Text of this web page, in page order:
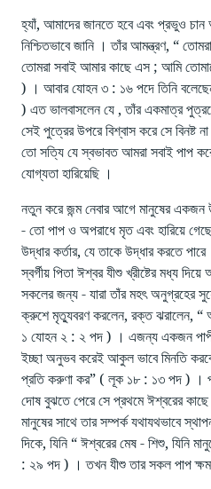
হ্যাঁ, আমাদের জানতে হবে এবং প্রভুও চান
নিশ্চিতভাবে জানি । তাঁর আমন্ত্রণ, “
তোমরা সবাই আমার কাছে এস ; আমি
) । আবার যোহন ৩ : ১৬ পদে তিনি
) এত ভালবাসলেন যে , তাঁর একমাত্র
সেই পুত্রের উপরে বিশ্বাস করে সে বিনষ্ট
তো সত্যি যে স্বভাবত আমরা সবাই পাপ
যোগ্যতা হারিয়েছি ।
নতুন করে জন্ম নেবার আগে মানুষের
- তো পাপ ও অপরাধে মৃত এবং হারিয়ে
উদ্ধার কর্তার, যে তাকে উদ্ধার করতে
স্বর্গীয় পিতা ঈশ্বর যীশু খ্রীষ্টের মধ্য
সকলের জন্য - যারা তাঁর মহৎ অনুগ্রহের
ক্রুশে মৃত্যুবরণ করলেন, রক্ত ঝরালেন, “
১ যোহন ২ : ২ পদ ) । এজন্য একজন পাপী
ইচ্ছা অনুভব করেই আকুল ভাবে মিনতি
প্রতি করুণা কর” ( লূক ১৮ : ১৩ পদ ) ।
দোষ বুঝতে পেরে সে প্রথমে ঈশ্বরের কাছে
মানুষের সাথে তার সম্পর্ক যথাযথভাবে
দিকে, যিনি “ ঈশ্বরের মেষ - শিশু, যিনি
: ২৯ পদ ) । তখন যীশু তার সকল পাপ